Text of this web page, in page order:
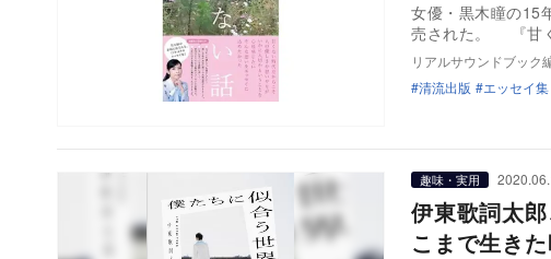
女優・黒木瞳の15
売され
リアルサウンドブック
清流出版
エッセイ集
趣味・実用
伊東歌詞太
こまで生き